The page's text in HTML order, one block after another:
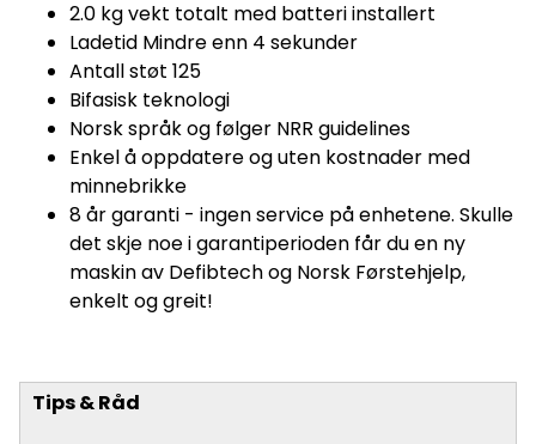
2.0 kg vekt totalt med batteri installert
Ladetid Mindre enn 4 sekunder
Antall støt 125
Bifasisk teknologi
Norsk språk og følger NRR guidelines
Enkel å oppdatere og uten kostnader med
minnebrikke
8 år garanti - ingen service på enhetene. Skulle
det skje noe i garantiperioden får du en ny
maskin av Defibtech og Norsk Førstehjelp,
enkelt og greit!
Tips & Råd